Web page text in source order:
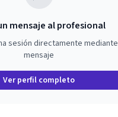
mensaje al profesional
sesión directamente mediante
mensaje
Ver perfil completo